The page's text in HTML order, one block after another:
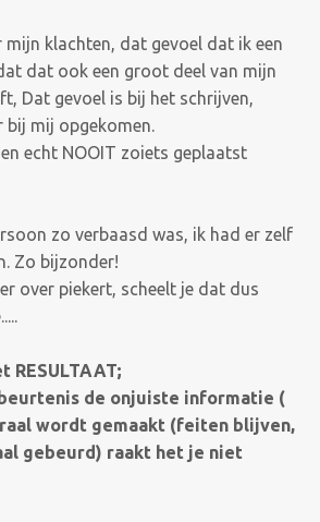
mijn klachten, dat gevoel dat ik een
dat ook een groot deel van mijn
Dat gevoel is bij het schrijven,
bij mij opgekomen.
echt NOOIT zoiets geplaatst
zo verbaasd was, ik had er zelf
Zo bijzonder!
over piekert, scheelt je dat dus
RESULTAAT;
de onjuiste informatie (
wordt gemaakt (feiten blijven,
gebeurd) raakt het je niet